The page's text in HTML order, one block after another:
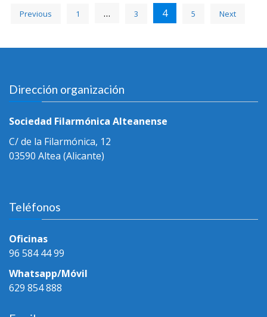
Posts
Previous 1 … 3 4 5 Next
Dirección organización
Sociedad Filarmónica Alteanense
C/ de la Filarmónica, 12
03590 Altea (Alicante)
Teléfonos
Oficinas
96 584 44 99
Whatsapp/Móvil
629 854 888